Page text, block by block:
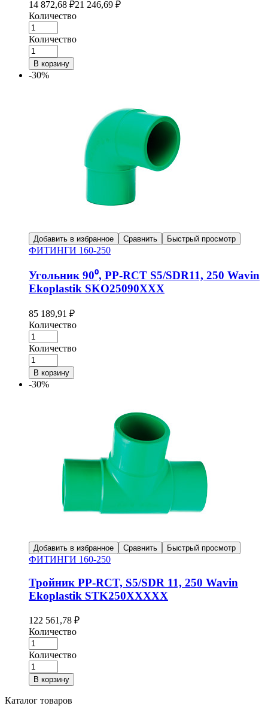
14 872,68 ₽21 246,69 ₽
Количество
Количество
В корзину
-30%
Добавить в избранное Сравнить Быстрый просмотр
ФИТИНГИ 160-250
Угольник 90⁰, PP-RCT S5/SDR11, 250 Wavin
Ekoplastik SKO25090XXX
85 189,91 ₽
Количество
Количество
В корзину
-30%
Добавить в избранное Сравнить Быстрый просмотр
ФИТИНГИ 160-250
Тройник PP-RCT, S5/SDR 11, 250 Wavin
Ekoplastik STK250XXXXX
122 561,78 ₽
Количество
Количество
В корзину
Каталог товаров